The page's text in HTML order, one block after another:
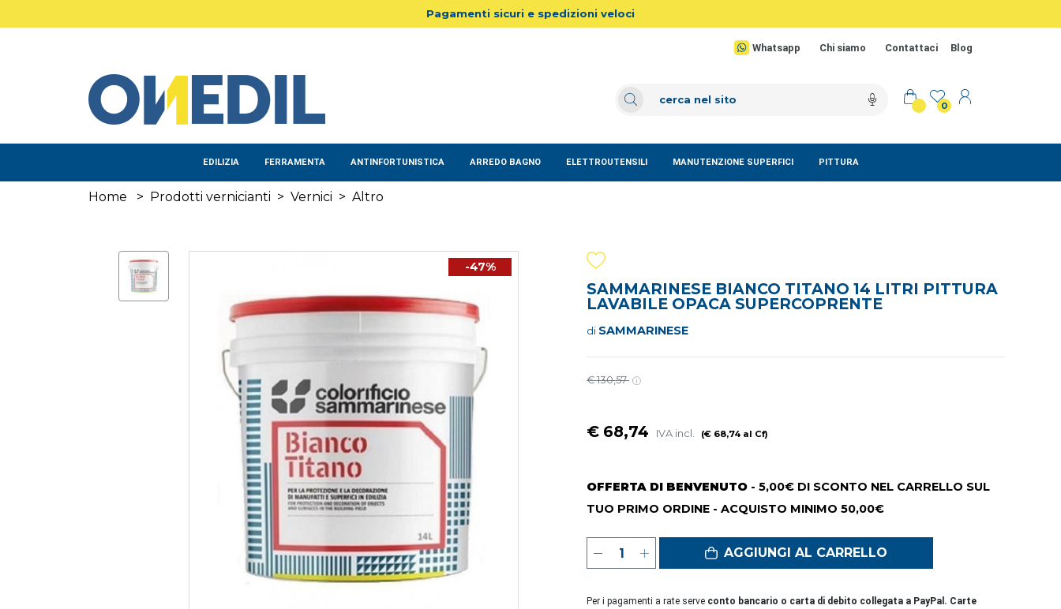
Pagamenti sicuri e spedizioni veloci
Whatsapp Chi siamo Contattaci Blog
0
EDILIZIA FERRAMENTA ANTINFORTUNISTICA ARREDO BAGNO ELETTROUTENSILI MANUTENZIONE SUPERFICI PITTURA
Home > Prodotti vernicianti > Vernici > Altro
-47%
SAMMARINESE BIANCO TITANO 14 LITRI PITTURA
LAVABILE OPACA SUPERCOPRENTE
di SAMMARINESE
€ 130,57
€ 68,74 IVA incl. (€ 68,74 al Cf)
OFFERTA DI BENVENUTO - 5,00€ DI SCONTO NEL CARRELLO SUL
TUO PRIMO ORDINE - ACQUISTO MINIMO 50,00€
AGGIUNGI AL CARRELLO
Per i pagamenti a rate serve conto bancario o carta di debito collegata a PayPal. Carte